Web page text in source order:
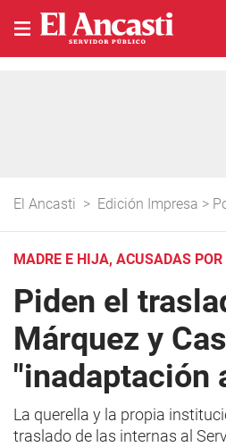
El Ancasti > Edición Impresa >
MADRE E HIJA, ACUSADAS
Piden el
Márquez y
"inadaptación
La querella y la propia
traslado de las internas al